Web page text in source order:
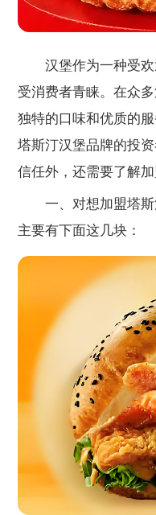
汉堡作为一种受欢
受消费者青睐。在众
独特的口味和优质的
塔斯汀汉堡品牌的投
信任外，还需要了解
一、对想加盟塔斯
主要有下面这几块：